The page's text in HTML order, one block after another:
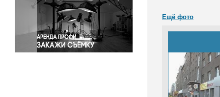
Спорт
Экология
Экономика и бизнес
Ещё фото